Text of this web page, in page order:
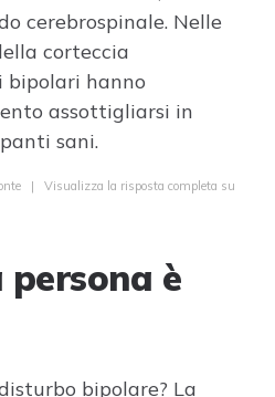
cerebrospinale. Nelle
corteccia
bipolari hanno
assottigliarsi in
sani.
| Visualizza la risposta completa su
persona è
bipolare? La